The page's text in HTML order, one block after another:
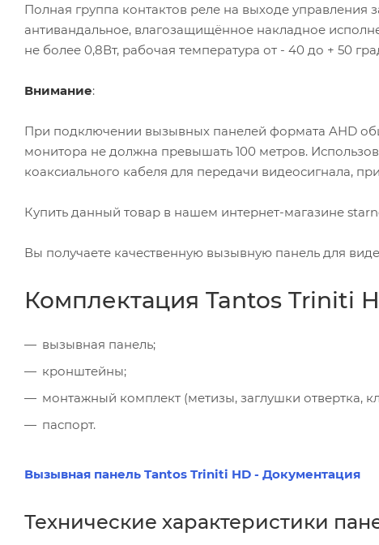
Полная группа контактов реле на выходе
антивандальное, влагозащищённое накладное
не более 0,8Вт, рабочая температура от - 40 до + 50
Внимание:
При подключении вызывных панелей формата AHD
монитора не должна превышать 100 метров.
коаксиального кабеля для передачи видеосигнала,
Купить данный товар в нашем интернет-магазине
Вы получаете качественную вызывную панель для
Комплектация Tantos Triniti
вызывная панель;
кронштейны;
монтажный комплект (метизы, заглушки отвертка,
паспорт.
Вызывная панель Tantos Triniti HD - Документация
Технические характеристики